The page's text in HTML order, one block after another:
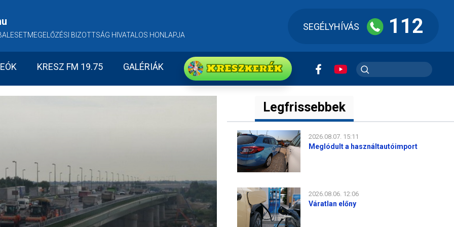
BIZOTTSÁG HIVATALOS HONLAPJA
SEGÉLYHÍVÁS 112
KRESZ FM 19.75 GALÉRIÁK KRESZkerék
Legfrissebbek
2026.08.07. 15:11
Meglódult a használtautóimport
2026.08.06. 12:06
Váratlan előny